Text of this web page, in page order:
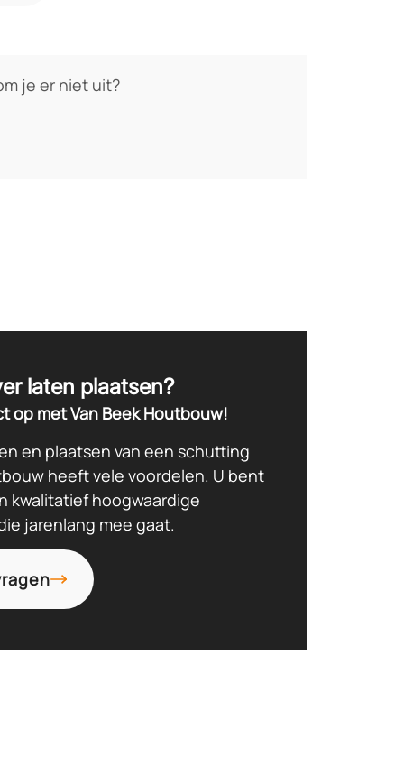
je er niet uit?
Houthandel?
laten plaatsen?
op met Van Beek Houtbouw!
en plaatsen van een schutting
heeft vele voordelen. U bent
kwalitatief hoogwaardige
jarenlang mee gaat.